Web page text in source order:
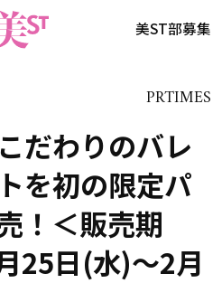
美ST部募集
PRTIMES
だわりのバレ
を初の限定パ
！＜販売期
25日(水)～2月